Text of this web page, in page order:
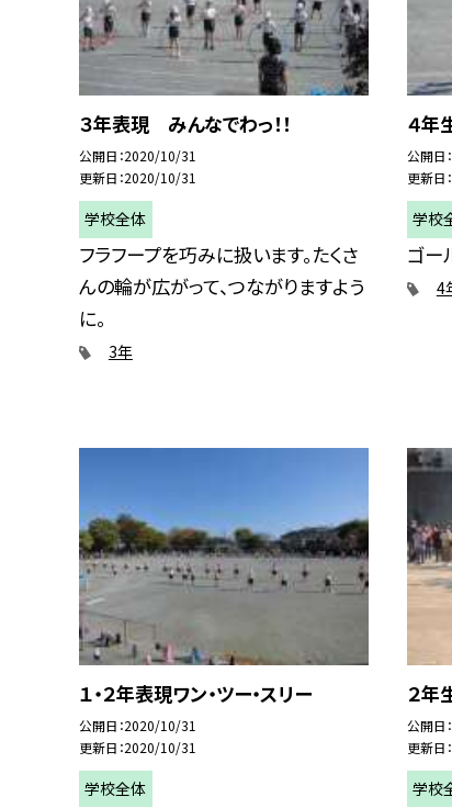
３年表現 みんなでわっ！！
公開日 2020/10/31
更新日 2020/10/31
学校全体
フラフープを巧みに扱います。たくさ
んの輪が広がって、つながりますよう
に。
3年
４年
公開日
更新日
学校
ゴー
4
１・２年表現ワン・ツー・スリー
公開日 2020/10/31
更新日 2020/10/31
学校全体
２
公開日
更新日
学校